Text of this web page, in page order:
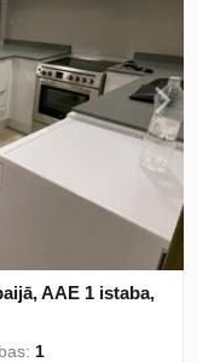
AAE 1 istaba,
1